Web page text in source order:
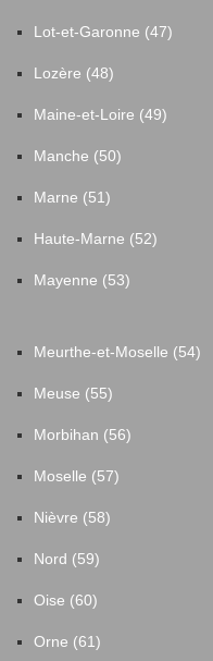
Lot-et-Garonne (47)
Lozère (48)
Maine-et-Loire (49)
Manche (50)
Marne (51)
Haute-Marne (52)
Mayenne (53)
Meurthe-et-Moselle (54)
Meuse (55)
Morbihan (56)
Moselle (57)
Nièvre (58)
Nord (59)
Oise (60)
Orne (61)